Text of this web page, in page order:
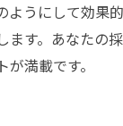
ようにして効果
ます。あなたの
満載です。